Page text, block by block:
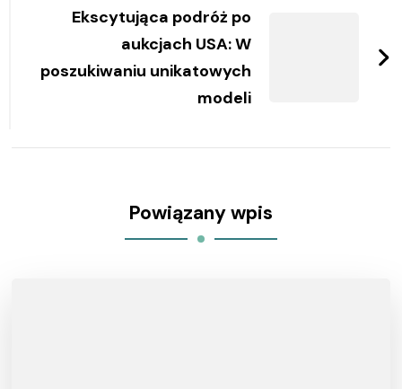
Ekscytująca podróż po
aukcjach USA: W
poszukiwaniu unikatowych
modeli
Powiązany wpis